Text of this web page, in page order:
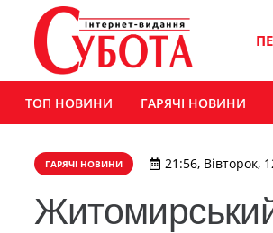
ТОП НОВИНИ ГАРЯЧІ НОВИНИ
ГАРЯЧІ НОВИНИ 21:56, Вівторок,